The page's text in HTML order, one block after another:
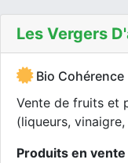
Les Vergers
Bio Cohérence
Vente de fruits et
(liqueurs,
Produits en vente